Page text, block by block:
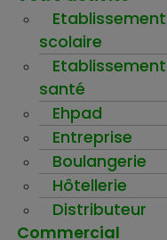
Etablissement
scolaire
santé
Ehpad
Entreprise
Boulangerie
Hôtellerie
Distributeur
Commercial